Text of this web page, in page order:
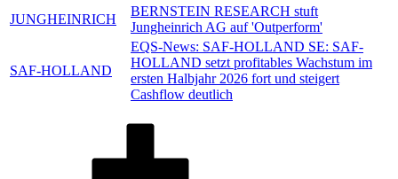
JUNGHEINRICH
BERNSTEIN RESEARCH stuft
Jungheinrich AG auf 'Outperform'
SAF-HOLLAND
EQS-News: SAF-HOLLAND SE: SAF-
HOLLAND setzt profitables Wachstum im
ersten Halbjahr 2026 fort und steigert
Cashflow deutlich